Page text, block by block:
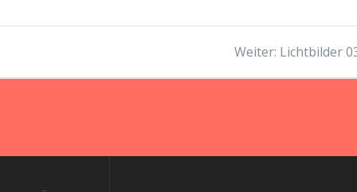
Weiter: Nächster
Lichtbilder